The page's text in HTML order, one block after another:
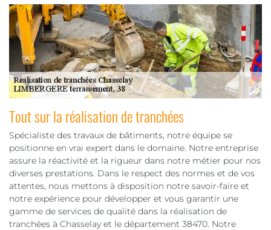
Tout sur la réalisation de tranchées
Spécialiste des travaux de bâtiments, notre équipe se
positionne en vrai expert dans le domaine. Notre entreprise
assure la réactivité et la rigueur dans notre métier pour nos
diverses prestations. Dans le respect des normes et de vos
attentes, nous mettons à disposition notre savoir-faire et
notre expérience pour développer et vous garantir une
gamme de services de qualité dans la réalisation de
tranchées à Chasselay et le département 38470. Notre